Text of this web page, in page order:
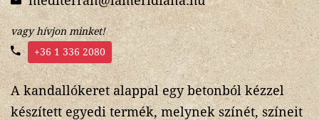
vagy hívjon minket!
+36 1 336 2080
A kandallókeret alappal egy betonból kézzel
készített egyedi termék, melynek színét, színeit